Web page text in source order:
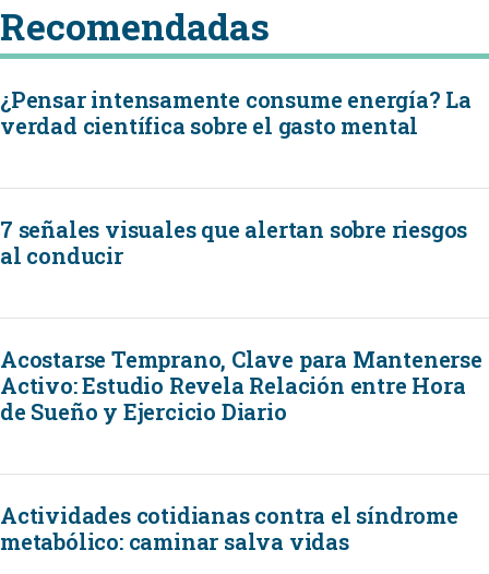
Recomendadas
¿Pensar intensamente consume energía? La
verdad científica sobre el gasto mental
7 señales visuales que alertan sobre riesgos
al conducir
Acostarse Temprano, Clave para Mantenerse
Activo: Estudio Revela Relación entre Hora
de Sueño y Ejercicio Diario
Actividades cotidianas contra el síndrome
metabólico: caminar salva vidas